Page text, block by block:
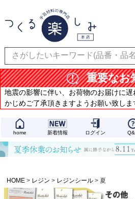
重要なお
地震の影響に伴い、お荷物のお届けに
かじめご了承頂きますようお願い致し
home 新着情報 ログイン
HOME レジン レジンシール 夏